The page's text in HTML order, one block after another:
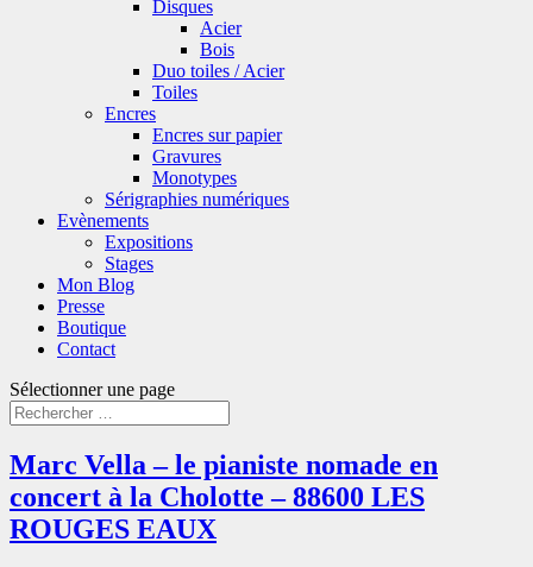
Disques
Acier
Bois
Duo toiles / Acier
Toiles
Encres
Encres sur papier
Gravures
Monotypes
Sérigraphies numériques
Evènements
Expositions
Stages
Mon Blog
Presse
Boutique
Contact
Sélectionner une page
Marc Vella – le pianiste nomade en
concert à la Cholotte – 88600 LES
ROUGES EAUX